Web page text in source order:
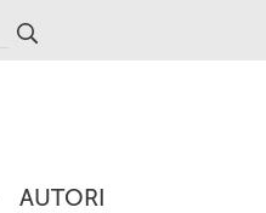
AUTORI